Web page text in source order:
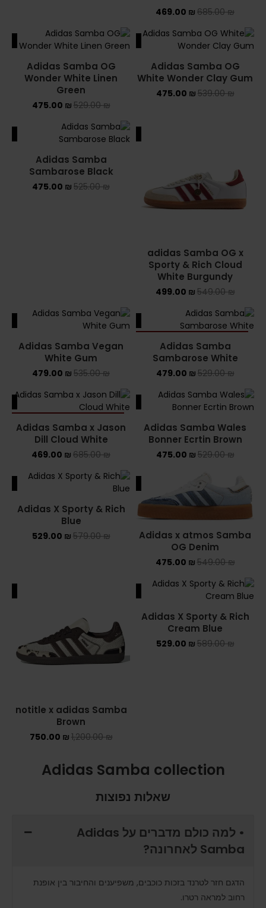
685.00₪
469.00 ₪
Adidas Samba OG
White Wonder Clay Gum
539.00₪
475.00 ₪
Adidas Samba OG
Wonder White Linen
Green
529.00₪
475.00 ₪
SALE
adidas Samba OG x
Sporty & Rich Cloud
White Burgundy
549.00₪
499.00 ₪
Adidas Samba
Sambarose Black
525.00₪
475.00 ₪
Adidas Samba
Sambarose White
529.00₪
479.00 ₪
Adidas Samba Vegan
White Gum
535.00₪
479.00 ₪
SALE
Adidas Samba Wales
Bonner Ecrtin Brown
529.00₪
475.00 ₪
Adidas Samba x Jason
Dill Cloud White
685.00₪
469.00 ₪
SALE
Adidas x atmos Samba
OG Denim
549.00₪
475.00 ₪
Adidas X Sporty & Rich
Blue
579.00₪
529.00 ₪
Adidas X Sporty & Rich
Cream Blue
589.00₪
529.00 ₪
notitle x adidas Samba
Brown
1,200.00₪
750.00 ₪
Adidas Samba collection
שאלות נפוצות
• למה כולם מדברים על Adidas
Samba לאחרונה?
הדגם חזר לטרנד בזכות כוכבים, משפיענים והחיבור בין אופנת
רחוב למראה רטרו.